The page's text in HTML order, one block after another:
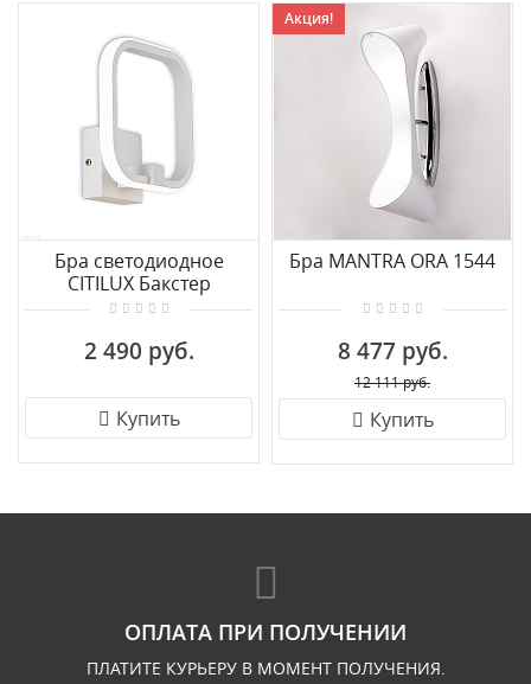
Бра светодиодное
CITILUX Бакстер
CL230B310
2 490 руб.
Купить
Акция!
Бра MANTRA ORA 1544
8 477 руб.
12 111 руб.
Купить
ОПЛАТА ПРИ ПОЛУЧЕНИИ
ПЛАТИТЕ КУРЬЕРУ В МОМЕНТ ПОЛУЧЕНИЯ.